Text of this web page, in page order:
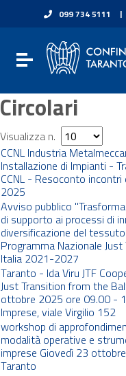
Vai ai contenuti
Vai al menu di
099 734 5111 |
Toggle navigation
Circolari
Visualizza n.
CCNL Industria
Installazione di Impianti -
CCNL - Resoconto
2025
Avviso pubblico
di supporto ai processi di
diversificazione del
Programma Nazionale Just
Italia 2021-2027
Taranto - Ida Viru JTF
Just Transition from the
ottobre 2025 ore 09.00 -
Imprese, viale Virgilio 152
workshop di
modalità operative e
imprese Giovedì 23
Taranto